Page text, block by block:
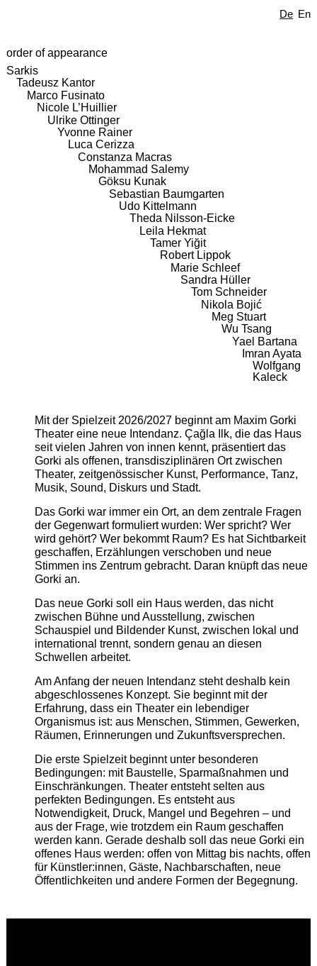
De En
order of appearance
Sarkis
Tadeusz Kantor
Marco Fusinato
Nicole L’Huillier
Ulrike Ottinger
Yvonne Rainer
Luca Cerizza
Constanza Macras
Mohammad Salemy
Göksu Kunak
Sebastian Baumgarten
Udo Kittelmann
Theda Nilsson-Eicke
Leila Hekmat
Tamer Yiğit
Robert Lippok
Marie Schleef
Sandra Hüller
Tom Schneider
Nikola Bojić
Meg Stuart
Wu Tsang
Yael Bartana
Imran Ayata
Wolfgang
Kaleck
Mit der Spielzeit 2026/2027 beginnt am Maxim Gorki
Theater eine neue Intendanz. Çağla Ilk, die das Haus
seit vielen Jahren von innen kennt, präsentiert das
Gorki als offenen, transdisziplinären Ort zwischen
Theater, zeitgenössischer Kunst, Performance, Tanz,
Musik, Sound, Diskurs und Stadt.
Das Gorki war immer ein Ort, an dem zentrale Fragen
der Gegenwart formuliert wurden: Wer spricht? Wer
wird gehört? Wer bekommt Raum? Es hat Sichtbarkeit
geschaffen, Erzählungen verschoben und neue
Stimmen ins Zentrum gebracht. Daran knüpft das neue
Gorki an.
Das neue Gorki soll ein Haus werden, das nicht
zwischen Bühne und Ausstellung, zwischen
Schauspiel und Bildender Kunst, zwischen lokal und
international trennt, sondern genau an diesen
Schwellen arbeitet.
Am Anfang der neuen Intendanz steht deshalb kein
abgeschlossenes Konzept. Sie beginnt mit der
Erfahrung, dass ein Theater ein lebendiger
Organismus ist: aus Menschen, Stimmen, Gewerken,
Räumen, Erinnerungen und Zukunftsversprechen.
Die erste Spielzeit beginnt unter besonderen
Bedingungen: mit Baustelle, Sparmaßnahmen und
Einschränkungen. Theater entsteht selten aus
perfekten Bedingungen. Es entsteht aus
Notwendigkeit, Druck, Mangel und Begehren – und
aus der Frage, wie trotzdem ein Raum geschaffen
werden kann. Gerade deshalb soll das neue Gorki ein
offenes Haus werden: offen von Mittag bis nachts, offen
für Künstler:innen, Gäste, Nachbarschaften, neue
Öffentlichkeiten und andere Formen der Begegnung.